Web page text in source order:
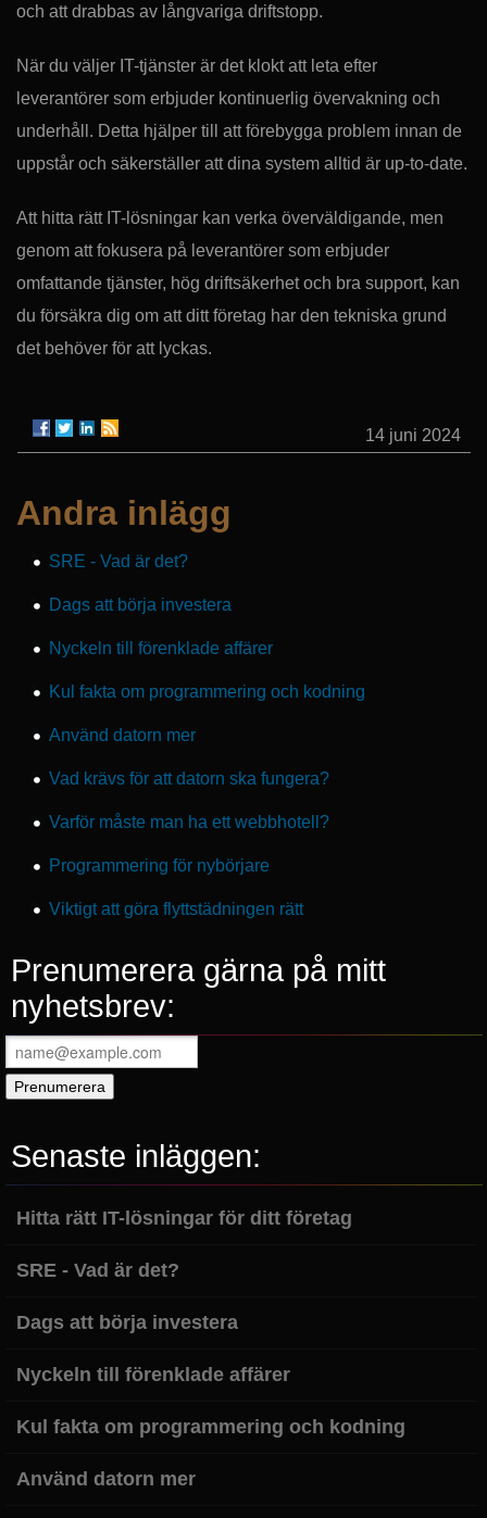
och att drabbas av långvariga driftstopp.
När du väljer IT-tjänster är det klokt att leta efter
leverantörer som erbjuder kontinuerlig övervakning och
underhåll. Detta hjälper till att förebygga problem innan de
uppstår och säkerställer att dina system alltid är up-to-date.
Att hitta rätt IT-lösningar kan verka överväldigande, men
genom att fokusera på leverantörer som erbjuder
omfattande tjänster, hög driftsäkerhet och bra support, kan
du försäkra dig om att ditt företag har den tekniska grund
det behöver för att lyckas.
14 juni 2024
Andra inlägg
SRE - Vad är det?
Dags att börja investera
Nyckeln till förenklade affärer
Kul fakta om programmering och kodning
Använd datorn mer
Vad krävs för att datorn ska fungera?
Varför måste man ha ett webbhotell?
Programmering för nybörjare
Viktigt att göra flyttstädningen rätt
Prenumerera gärna på mitt
nyhetsbrev:
Senaste inläggen:
Hitta rätt IT-lösningar för ditt företag
SRE - Vad är det?
Dags att börja investera
Nyckeln till förenklade affärer
Kul fakta om programmering och kodning
Använd datorn mer